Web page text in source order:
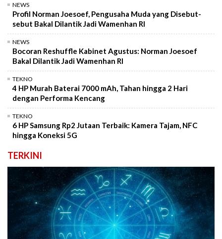
NEWS
Profil Norman Joesoef, Pengusaha Muda yang Disebut-
sebut Bakal Dilantik Jadi Wamenhan RI
NEWS
Bocoran Reshuffle Kabinet Agustus: Norman Joesoef
Bakal Dilantik Jadi Wamenhan RI
TEKNO
4 HP Murah Baterai 7000 mAh, Tahan hingga 2 Hari
dengan Performa Kencang
TEKNO
6 HP Samsung Rp2 Jutaan Terbaik: Kamera Tajam, NFC
hingga Koneksi 5G
TERKINI